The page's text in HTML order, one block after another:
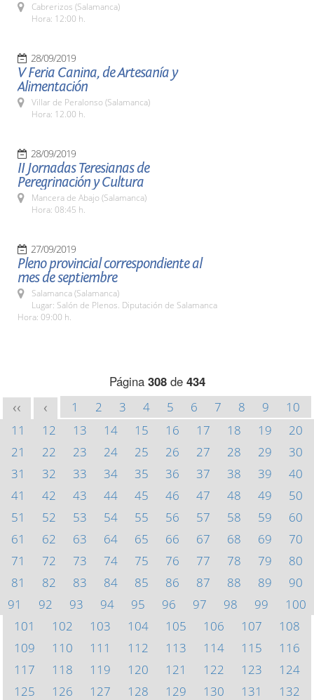
Cabrerizos (Salamanca)
Hora: 12:00 h.
28/09/2019
V Feria Canina, de Artesanía y
Alimentación
Villar de Peralonso (Salamanca)
Hora: 12.00 h.
28/09/2019
II Jornadas Teresianas de
Peregrinación y Cultura
Mancera de Abajo (Salamanca)
Hora: 08:45 h.
27/09/2019
Pleno provincial correspondiente al
mes de septiembre
Salamanca (Salamanca)
Lugar: Salón de Plenos. Diputación de Salamanca
Hora: 09:00 h.
Página 308de 434
<< < 1 2 3 4 5 6 7 8 9
10
11
12 13 14 15 16 17 18 19
20
21
22 23 24 25 26 27 28 29
30
31
32 33 34 35 36 37 38 39
40
41
42 43 44 45 46 47 48 49
50
51
52 53 54 55 56 57 58 59
60
61
62 63 64 65 66 67 68 69
70
71
72 73 74 75 76 77 78 79
80
81
82 83 84 85 86 87 88 89
90
91
92 93 94 95 96 97 98 99
100
101
102 103 104 105 106 107
108
109
110 111 112 113 114 115
116
117
118 119 120 121 122 123
124
125
126 127 128 129 130 131
132